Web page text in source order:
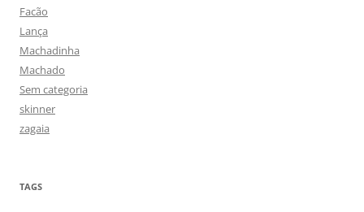
Facão
Lança
Machadinha
Machado
Sem categoria
skinner
zagaia
TAGS